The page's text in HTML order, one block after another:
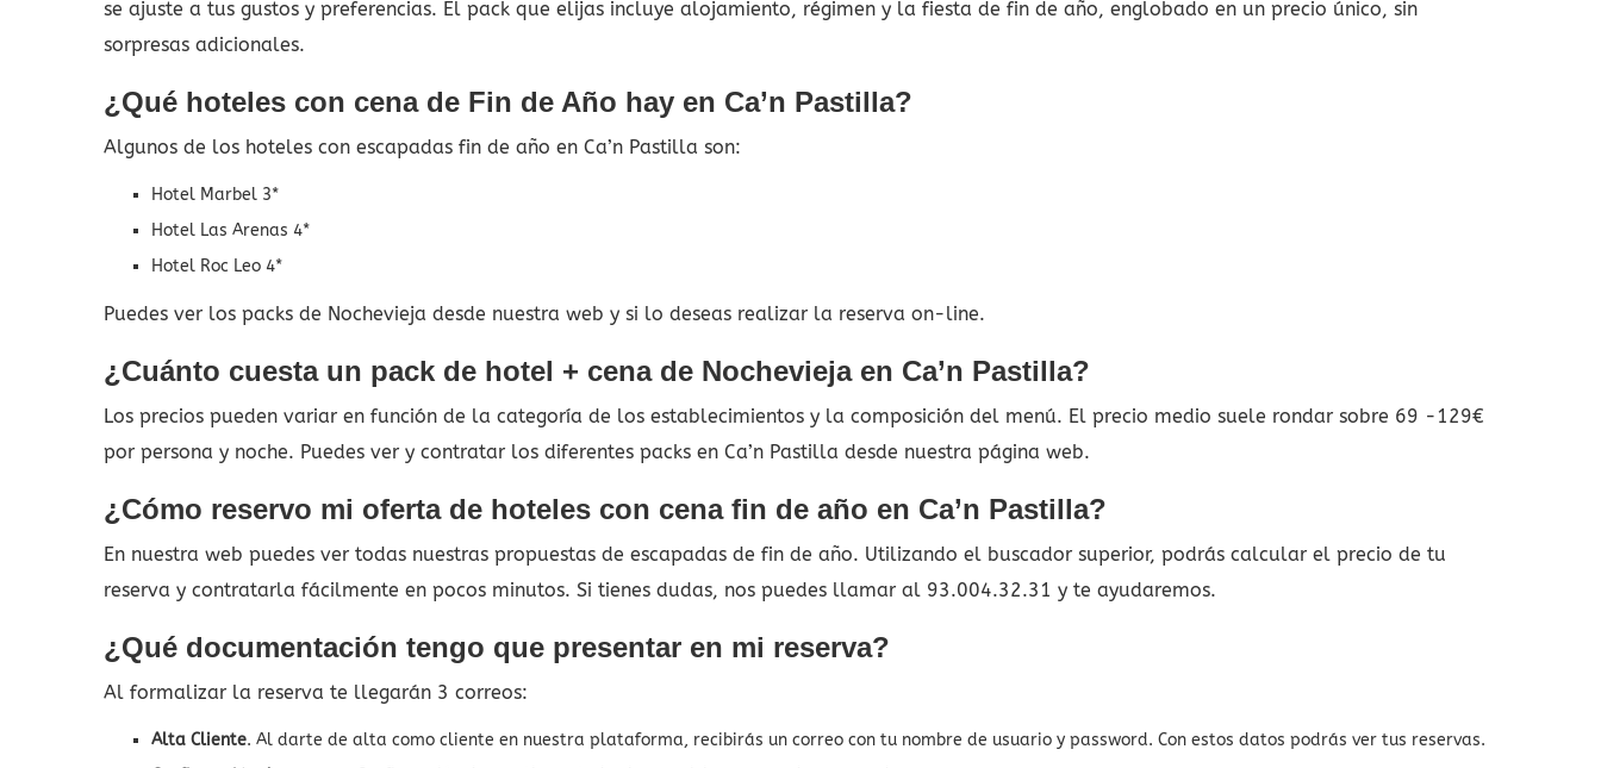
se ajuste a tus gustos y preferencias. El pack que elijas incluye alojamiento, régimen y la fiesta de fin de año, englobado en un precio único, sin
sorpresas adicionales.
¿Qué hoteles con cena de Fin de Año hay en Ca’n Pastilla?
Algunos de los hoteles con escapadas fin de año en Ca’n Pastilla son:
Hotel Marbel 3*
Hotel Las Arenas 4*
Hotel Roc Leo 4*
Puedes ver los packs de Nochevieja desde nuestra web y si lo deseas realizar la reserva on-line.
¿Cuánto cuesta un pack de hotel + cena de Nochevieja en Ca’n Pastilla?
Los precios pueden variar en función de la categoría de los establecimientos y la composición del menú. El precio medio suele rondar sobre 69 -129€
por persona y noche. Puedes ver y contratar los diferentes packs en Ca’n Pastilla desde nuestra página web.
¿Cómo reservo mi oferta de hoteles con cena fin de año en Ca’n Pastilla?
En nuestra web puedes ver todas nuestras propuestas de escapadas de fin de año. Utilizando el buscador superior, podrás calcular el precio de tu
reserva y contratarla fácilmente en pocos minutos. Si tienes dudas, nos puedes llamar al 93.004.32.31 y te ayudaremos.
¿Qué documentación tengo que presentar en mi reserva?
Al formalizar la reserva te llegarán 3 correos:
Alta Cliente. Al darte de alta como cliente en nuestra plataforma, recibirás un correo con tu nombre de usuario y password. Con estos datos podrás ver tus reservas.